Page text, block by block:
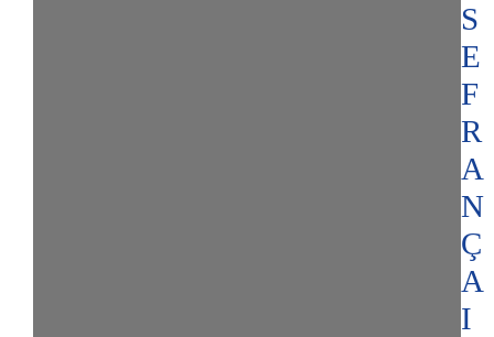
S
E
F
R
A
N
Ç
A
I